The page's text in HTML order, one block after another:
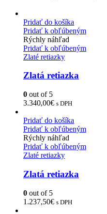
Pridať do košíka
Pridať k obľúbeným
Rýchly náhľad
Pridať k obľúbeným
Zlaté retiazky
Zlatá retiazka
0 out of 5
3.340,00€ s DPH
Pridať do košíka
Pridať k obľúbeným
Rýchly náhľad
Pridať k obľúbeným
Zlaté retiazky
Zlatá retiazka
0 out of 5
1.237,50€ s DPH